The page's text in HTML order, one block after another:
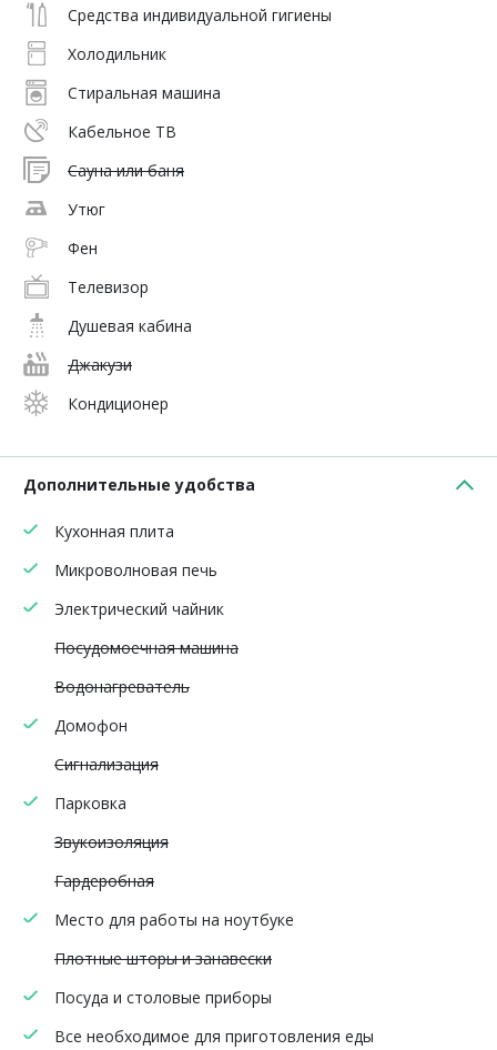
Средства индивидуальной гигиены
Холодильник
Стиральная машина
Кабельное ТВ
Сауна или баня
Утюг
Фен
Телевизор
Душевая кабина
Джакузи
Кондиционер
Дополнительные удобства
Кухонная плита
Микроволновая печь
Электрический чайник
Посудомоечная машина
Водонагреватель
Домофон
Сигнализация
Парковка
Звукоизоляция
Гардеробная
Место для работы на ноутбуке
Плотные шторы и занавески
Посуда и столовые приборы
Все необходимое для приготовления еды